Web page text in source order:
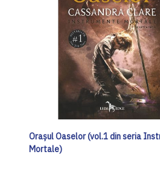
Orașul Oaselor (vol.1 din seria
Mortale)